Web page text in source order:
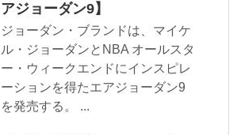
アジョーダン9】
ジョーダン・ブランドは、マイケ
ル・ジョーダンとNBA オールスタ
ー・ウィークエンドにインスピレ
ーションを得たエアジョーダン9
を発売する。 ...